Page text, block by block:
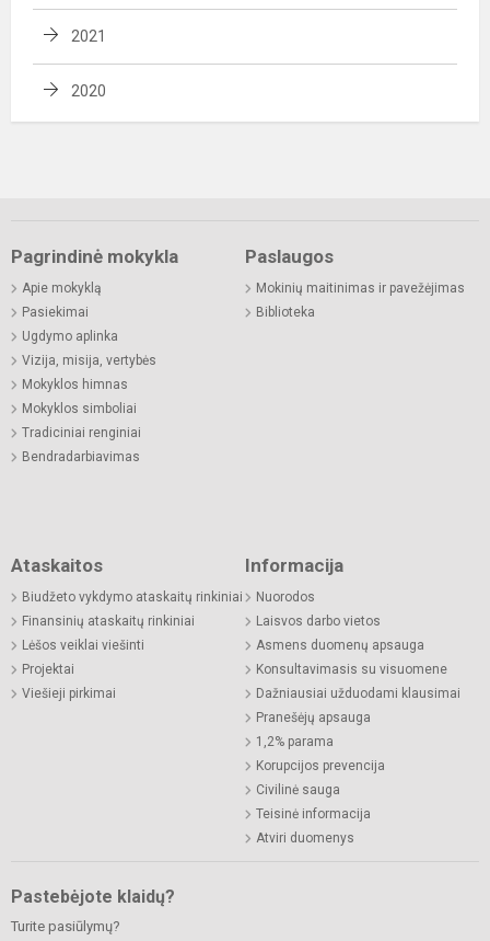
2021
2020
Pagrindinė mokykla
Apie mokyklą
Pasiekimai
Ugdymo aplinka
Vizija, misija, vertybės
Mokyklos himnas
Mokyklos simboliai
Tradiciniai renginiai
Bendradarbiavimas
Paslaugos
Mokinių maitinimas ir pavežėjimas
Biblioteka
Ataskaitos
Biudžeto vykdymo ataskaitų rinkiniai
Finansinių ataskaitų rinkiniai
Lėšos veiklai viešinti
Projektai
Viešieji pirkimai
Informacija
Nuorodos
Laisvos darbo vietos
Asmens duomenų apsauga
Konsultavimasis su visuomene
Dažniausiai užduodami klausimai
Pranešėjų apsauga
1,2% parama
Korupcijos prevencija
Civilinė sauga
Teisinė informacija
Atviri duomenys
Pastebėjote klaidų?
Turite pasiūlymų?